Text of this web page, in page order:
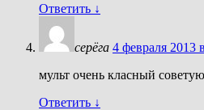
Ответить ↓
серёга 4 февраля 2013
мульт очень класный
Ответить ↓